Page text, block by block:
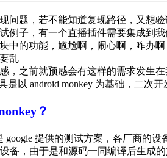
问题，若不能知道复现路径，又想
例子，有一个直播插件需要集成到
中的功能，尴尬啊，闹心啊，咋办啊
乱
，之前就预感会有这样的需求发生
是以 android monkey 为基础，二次开
？
google 提供的测试方案，各厂商的设
备，由于是和源码一同编译后生成